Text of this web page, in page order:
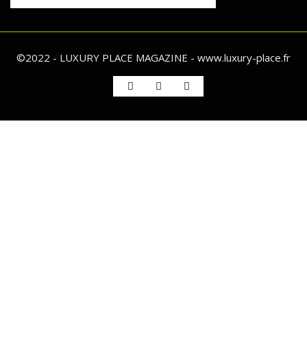
©2022 - LUXURY PLACE MAGAZINE - www.luxury-place.fr